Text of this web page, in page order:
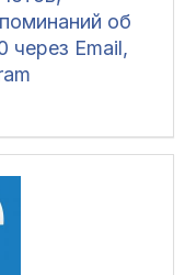
об
через Email,